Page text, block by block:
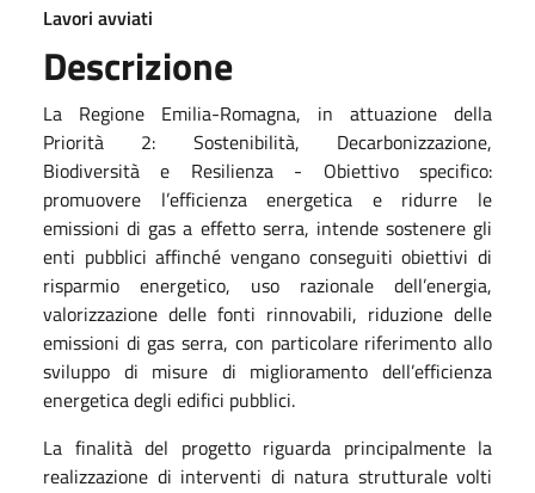
Lavori avviati
Descrizione
La Regione Emilia-Romagna, in attuazione della
Priorità 2: Sostenibilità, Decarbonizzazione,
Biodiversità e Resilienza - Obiettivo specifico:
promuovere l’efficienza energetica e ridurre le
emissioni di gas a effetto serra, intende sostenere gli
enti pubblici affinché vengano conseguiti obiettivi di
risparmio energetico, uso razionale dell’energia,
valorizzazione delle fonti rinnovabili, riduzione delle
emissioni di gas serra, con particolare riferimento allo
sviluppo di misure di miglioramento dell’efficienza
energetica degli edifici pubblici.
La finalità del progetto riguarda principalmente la
realizzazione di interventi di natura strutturale volti